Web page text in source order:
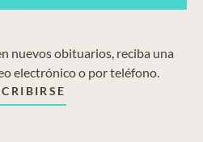
nuevos obituarios, reciba una
electrónico o por teléfono.